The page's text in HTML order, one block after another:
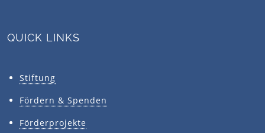
QUICK LINKS
Stiftung
Fördern & Spenden
Förderprojekte